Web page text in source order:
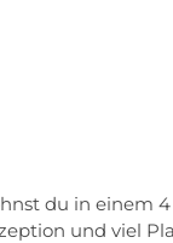
du in einem
und viel